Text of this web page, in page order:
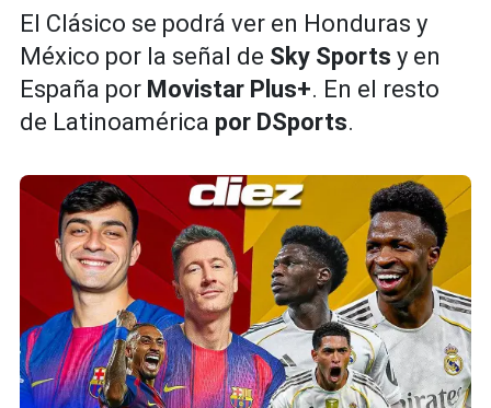
El Clásico se podrá ver en Honduras y
México por la señal de Sky Sports y en
España por Movistar Plus+. En el resto
de Latinoamérica por DSports.